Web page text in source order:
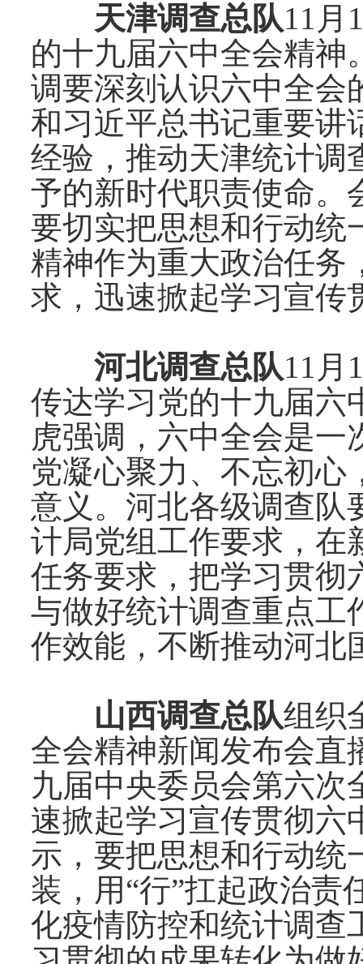
天津调查总队11 月
的十九届六中全会精神
调要深刻认识六中全会
和习近平总书记重要讲
经验，推动天津统计调
予的新时代职责使命。
要切实把思想和行动统
精神作为重大政治任务
求，迅速掀起学习宣传
河北调查总队11 月
传达学习党的十九届六
虎强调，六中全会是
党凝心聚力、不忘初心
意义。河北各级调查队
计局党组工作要求，在
任务要求，把学习贯彻
与做好统计调查重点工
作效能，不断推动河北
山西调查总队组织
全会精神新闻发布会直
九届中央委员会第六次
速掀起学习宣传贯彻六
示，要把思想和行动统
装，用“行”扛起政治责
化疫情防控和统计调查